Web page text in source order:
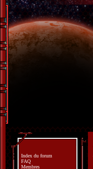
Index du forum
FAQ
Membres